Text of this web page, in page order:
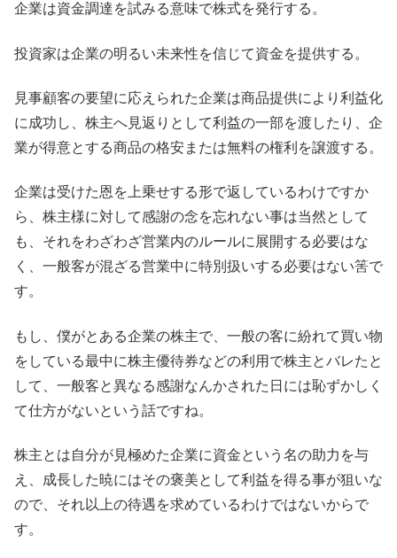
企業は資金調達を試みる意味で株式を発行する。
投資家は企業の明るい未来性を信じて資金を提供する。
見事顧客の要望に応えられた企業は商品提供により利益化
に成功し、株主へ見返りとして利益の一部を渡したり、企
業が得意とする商品の格安または無料の権利を譲渡する。
企業は受けた恩を上乗せする形で返しているわけですか
ら、株主様に対して感謝の念を忘れない事は当然として
も、それをわざわざ営業内のルールに展開する必要はな
く、一般客が混ざる営業中に特別扱いする必要はない筈で
す。
もし、僕がとある企業の株主で、一般の客に紛れて買い物
をしている最中に株主優待券などの利用で株主とバレたと
して、一般客と異なる感謝なんかされた日には恥ずかしく
て仕方がないという話ですね。
株主とは自分が見極めた企業に資金という名の助力を与
え、成長した暁にはその褒美として利益を得る事が狙いな
ので、それ以上の待遇を求めているわけではないからで
す。